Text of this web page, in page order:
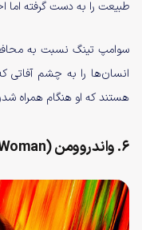
طبیعت را به دست گرفته
سوامپ تینگ نسبت به
انسان‌ها را به چشم آفاتی
هستند که او هنگام همراه
۶. واندروومن (Wonder Woman)